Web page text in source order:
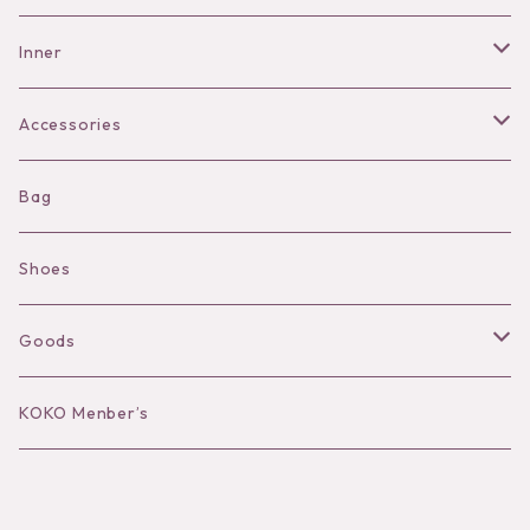
Pants
Inner
Bra
Shorts
Camisole
Long sleeve
Accessories
Necklace
Pierce/Earring
Ear Cuff
Bracelet／Bangle
Bag
Shoes
Goods
Hat
KOKO Menber’s